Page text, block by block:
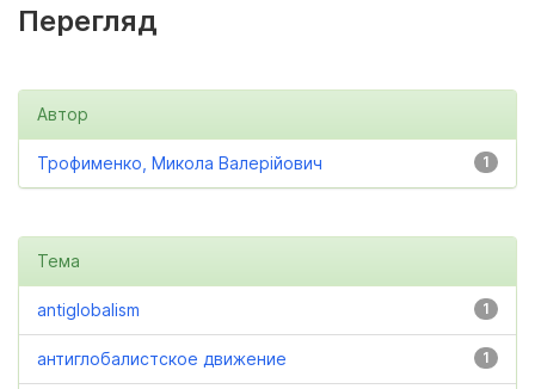
Перегляд
Автор
1
Трофименко, Микола Валерійович
Тема
1
antiglobalism
1
антиглобалистское движение